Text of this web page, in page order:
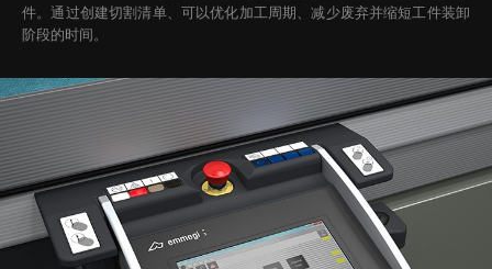
件。通过创建切割清单、可以优化加工周期、减少废弃并缩短工件装卸
阶段的时间。